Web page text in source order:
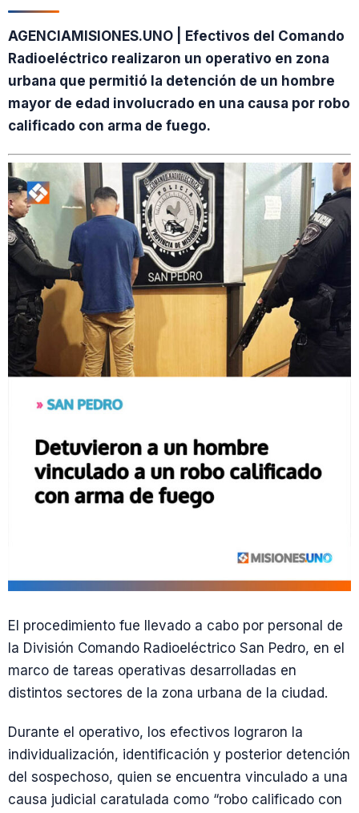
AGENCIAMISIONES.UNO | Efectivos del Comando
Radioeléctrico realizaron un operativo en zona
urbana que permitió la detención de un hombre
mayor de edad involucrado en una causa por robo
calificado con arma de fuego.
El procedimiento fue llevado a cabo por personal de
la División Comando Radioeléctrico San Pedro, en el
marco de tareas operativas desarrolladas en
distintos sectores de la zona urbana de la ciudad.
Durante el operativo, los efectivos lograron la
individualización, identificación y posterior detención
del sospechoso, quien se encuentra vinculado a una
causa judicial caratulada como “robo calificado con